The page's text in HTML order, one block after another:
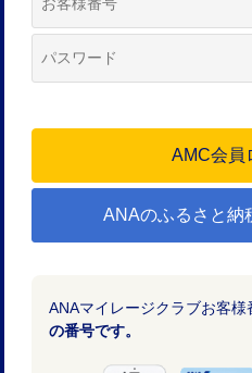
ANAのふるさと納
ANAマイレージクラブお客様
の番号です。